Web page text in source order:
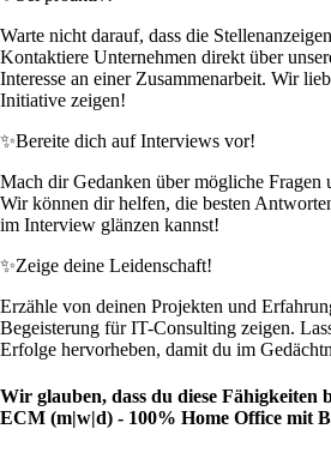
Warte nicht darauf, dass die
Kontaktiere Unternehmen direkt über
Interesse an einer Zusammenarbeit. Wir
Initiative zeigen!
✨Bereite dich auf Interviews vor!
Mach dir Gedanken über mögliche Fragen
Wir können dir helfen, die besten
im Interview glänzen kannst!
✨Zeige deine Leidenschaft!
Erzähle von deinen Projekten und
Begeisterung für IT-Consulting zeigen.
Erfolge hervorheben, damit du im
Wir glauben, dass du diese Fähigkeiten
ECM (m|w|d) - 100% Home Office mit